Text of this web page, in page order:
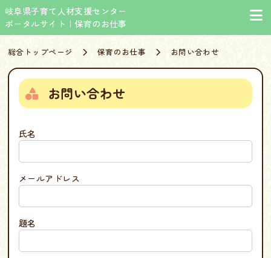
岐阜県子育て人材支援センター
ポータルサイト｜保育のお仕事
総合トップページ 保育のお仕事 お問い合わせ
お問い合わせ
氏名
メールアドレス
題名